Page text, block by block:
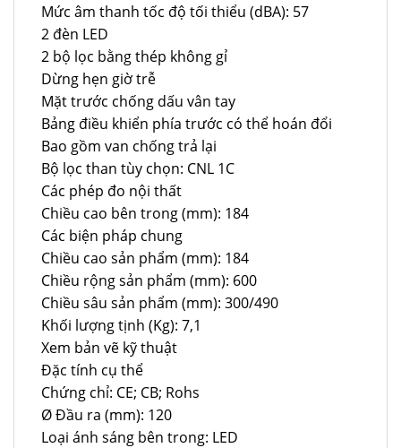
Mức âm thanh tốc độ tối thiểu (dBA): 57
2 đèn LED
2 bộ lọc bằng thép không gỉ
Dừng hẹn giờ trễ
Mặt trước chống dấu vân tay
Bảng điều khiển phía trước có thể hoán đổi
Bao gồm van chống trả lại
Bộ lọc than tùy chọn: CNL 1C
Các phép đo nội thất
Chiều cao bên trong (mm): 184
Các biện pháp chung
Chiều cao sản phẩm (mm): 184
Chiều rộng sản phẩm (mm): 600
Chiều sâu sản phẩm (mm): 300/490
Khối lượng tịnh (Kg): 7,1
Xem bản vẽ kỹ thuật
Đặc tính cụ thể
Chứng chỉ: CE; CB; Rohs
Ø Đầu ra (mm): 120
Loại ánh sáng bên trong: LED